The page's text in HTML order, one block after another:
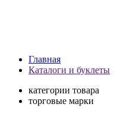
Главная
Каталоги и буклеты
категории товара
торговые марки